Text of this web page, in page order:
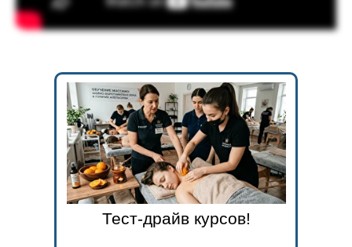
Тест-драйв курсов!